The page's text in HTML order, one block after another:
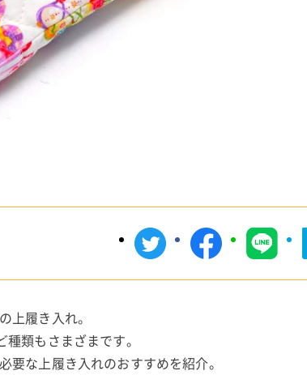
上履き入れ。
類もさまざまです。
な上履き入れのおすすめを紹介。